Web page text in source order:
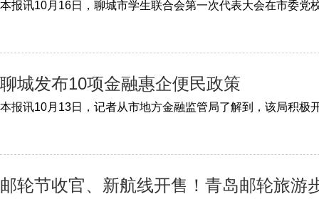
聊城发布10项金融惠企便民政策
邮轮节收官、新航线开售！青岛邮轮旅游